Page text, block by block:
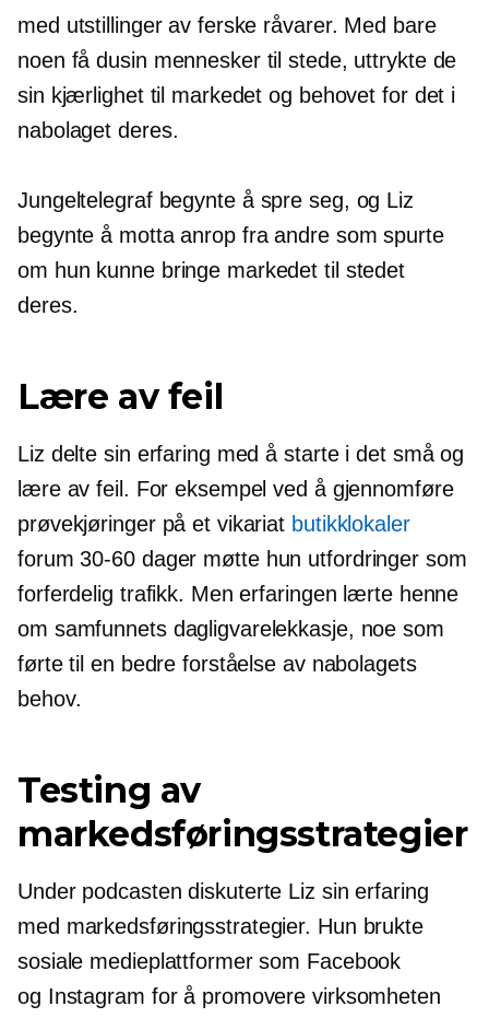
med utstillinger av ferske råvarer. Med bare
noen få dusin mennesker til stede, uttrykte de
sin kjærlighet til markedet og behovet for det i
nabolaget deres.
Jungeltelegrafbegynte å spre seg, og Liz
begynte å motta anrop fra andre som spurte
om hun kunne bringe markedet til stedet
deres.
Lære av feil
Liz delte sin erfaring med å starte i det små og
lære av feil. For eksempel ved å gjennomføre
prøvekjøringer på et vikariat butikklokaler
forum30-60dager møtte hun utfordringer som
forferdelig trafikk. Men erfaringen lærte henne
om samfunnets dagligvarelekkasje, noe som
førte til en bedre forståelse av nabolagets
behov.
Testing av
markedsføringsstrategier
Under podcasten diskuterte Liz sin erfaring
med markedsføringsstrategier. Hun brukte
sosiale medieplattformer som Facebook
og Instagram for å promovere virksomheten